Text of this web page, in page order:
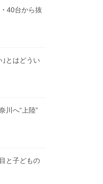
40台から抜
とはどうい
川へ“上陸”
と子どもの